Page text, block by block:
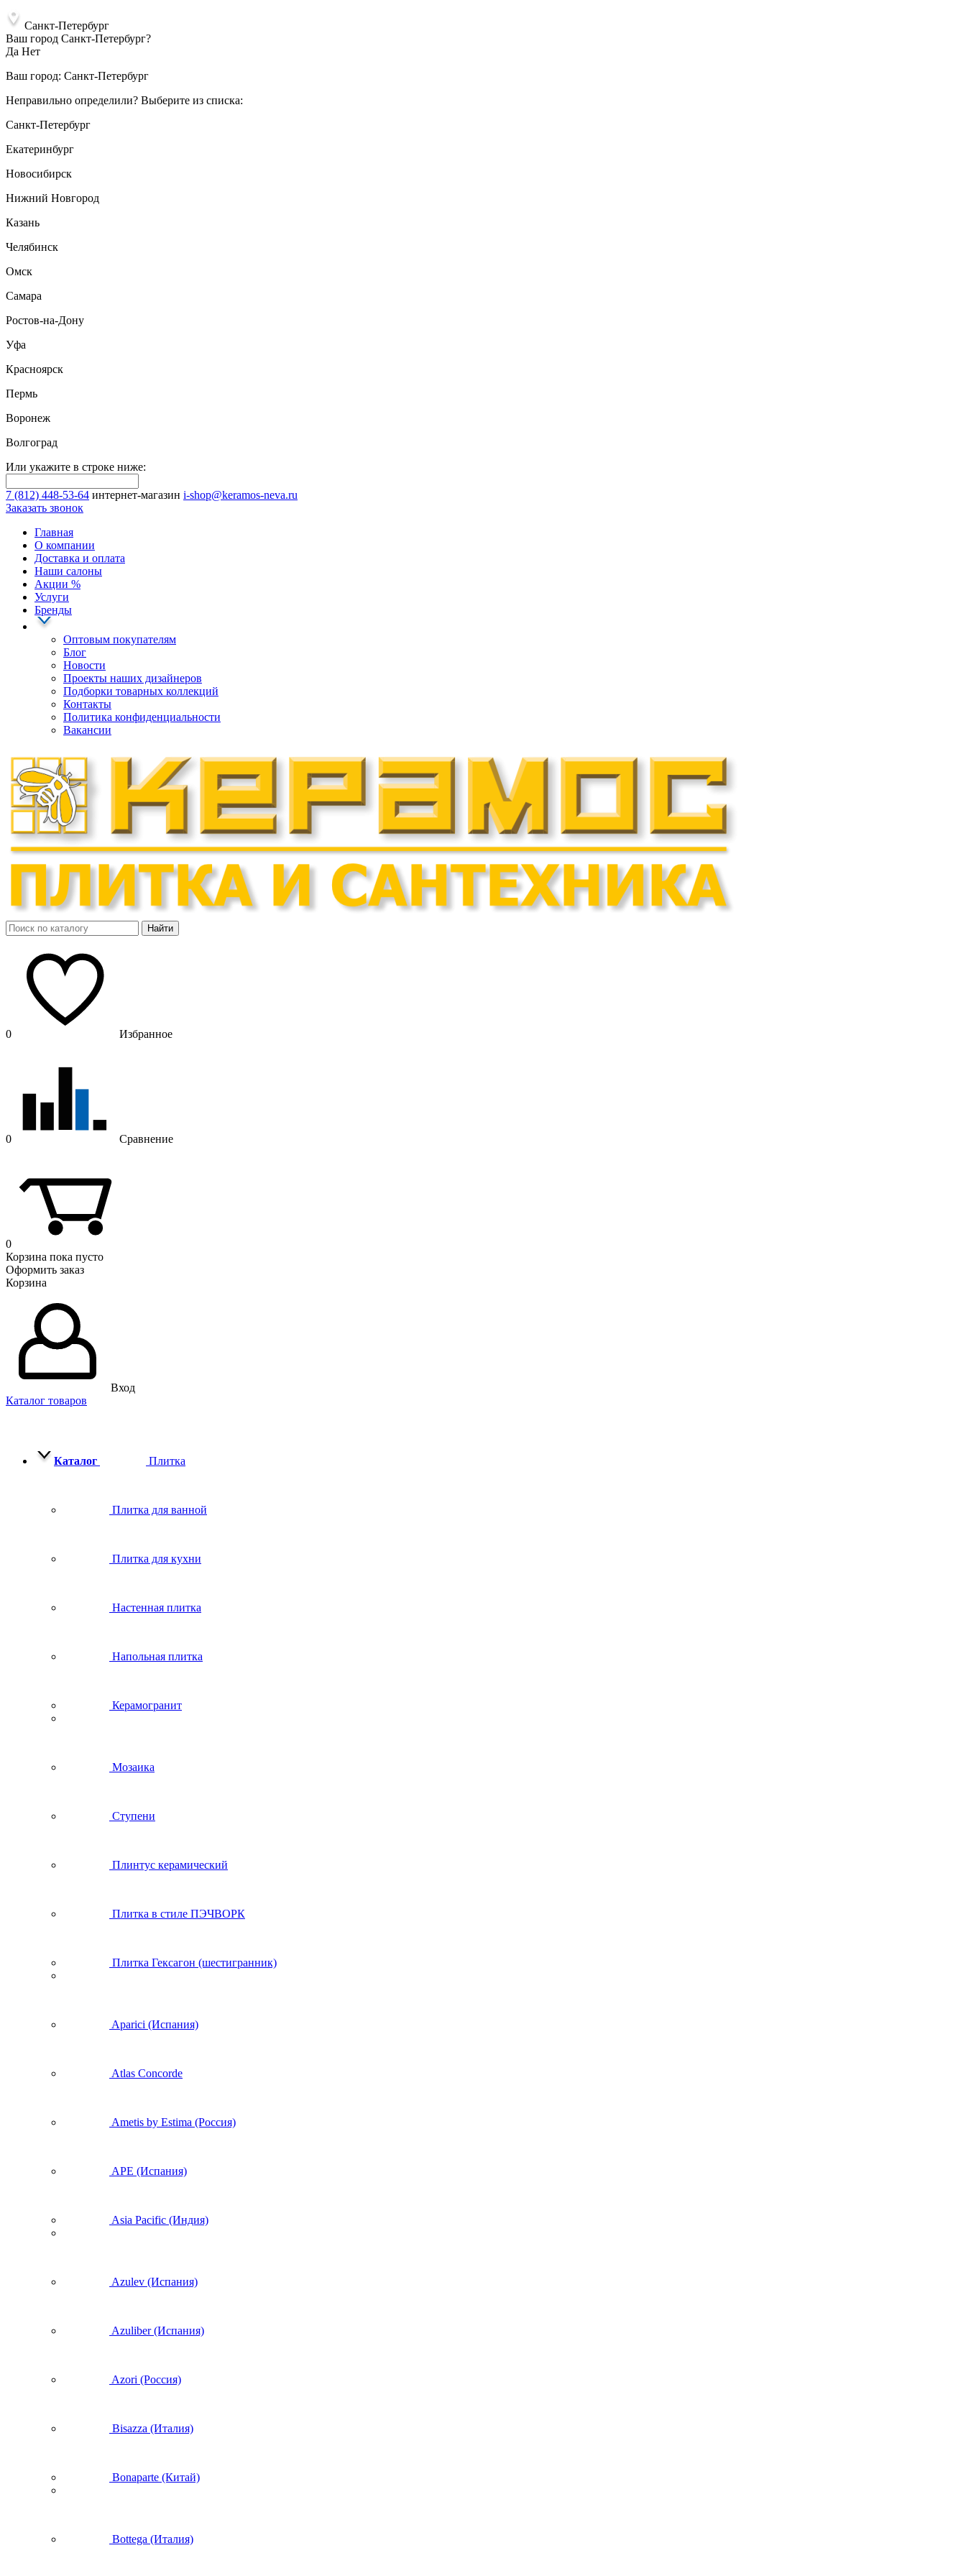
Санкт-Петербург
Ваш город Санкт-Петербург?
Да Нет
Ваш город: Санкт-Петербург
Неправильно определили? Выберите из списка:
Санкт-Петербург
Екатеринбург
Новосибирск
Нижний Новгород
Казань
Челябинск
Омск
Самара
Ростов-на-Дону
Уфа
Красноярск
Пермь
Воронеж
Волгоград
Или укажите в строке ниже:
7 (812) 448-53-64 интернет-магазин i-shop@keramos-neva.ru
Заказать звонок
Главная
О компании
Доставка и оплата
Наши cалоны
Акции %
Услуги
Бренды
Оптовым покупателям
Блог
Новости
Проекты наших дизайнеров
Подборки товарных коллекций
Контакты
Политика конфиденциальности
Вакансии
Найти
0 Избранное
0 Сравнение
0
Корзина пока пусто
Оформить заказ
Корзина
Вход
Каталог товаров
Каталог Плитка
Плитка для ванной
Плитка для кухни
Настенная плитка
Напольная плитка
Керамогранит
Мозаика
Ступени
Плинтус керамический
Плитка в стиле ПЭЧВОРК
Плитка Гексагон (шестигранник)
Aparici (Испания)
Atlas Concorde
Ametis by Estima (Россия)
APE (Испания)
Asia Pacific (Индия)
Azulev (Испания)
Azuliber (Испания)
Azori (Россия)
Bisazza (Италия)
Bonaparte (Китай)
Bottega (Италия)